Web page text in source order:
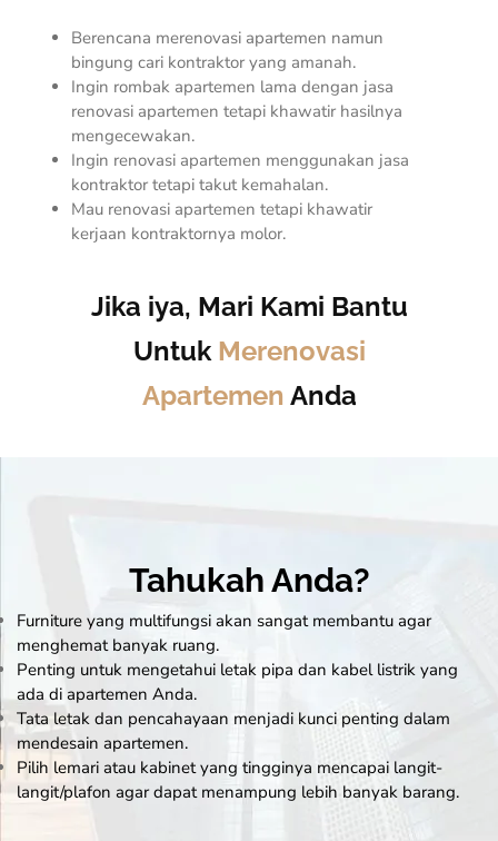
Berencana merenovasi apartemen namun
bingung cari kontraktor yang amanah.
Ingin rombak apartemen lama dengan jasa
renovasi apartemen tetapi khawatir hasilnya
mengecewakan.
Ingin renovasi apartemen menggunakan jasa
kontraktor tetapi takut kemahalan.
Mau renovasi apartemen tetapi khawatir
kerjaan kontraktornya molor.
Jika iya, Mari Kami Bantu
Untuk Merenovasi
Apartemen Anda
Tahukah Anda?
Furniture yang multifungsi akan sangat membantu agar
menghemat banyak ruang.
Penting untuk mengetahui letak pipa dan kabel listrik yang
ada di apartemen Anda.
Tata letak dan pencahayaan menjadi kunci penting dalam
mendesain apartemen.
Pilih lemari atau kabinet yang tingginya mencapai langit-
langit/plafon agar dapat menampung lebih banyak barang.